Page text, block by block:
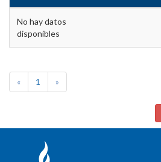
No hay datos
disponibles
« 1 »